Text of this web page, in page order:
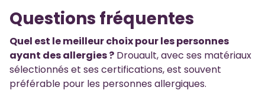
Questions fréquentes
Quel est le meilleur choix pour les personnes
ayant des allergies ? Drouault, avec ses matériaux
sélectionnés et ses certifications, est souvent
préférable pour les personnes allergiques.